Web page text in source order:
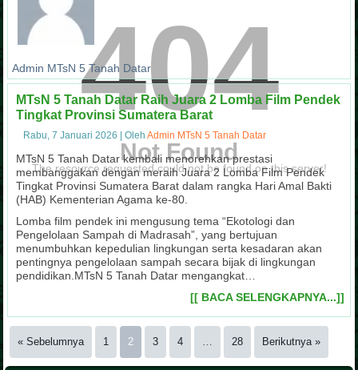
Admin MTsN 5 Tanah Datar
MTsN 5 Tanah Datar Raih Juara 2 Lomba Film Pendek
Tingkat Provinsi Sumatera Barat
Rabu, 7 Januari 2026 |Oleh Admin MTsN 5 Tanah Datar
MTsN 5 Tanah Datar kembali menorehkan prestasi
membanggakan dengan meraih Juara 2 Lomba Film Pendek
Tingkat Provinsi Sumatera Barat dalam rangka Hari Amal Bakti
(HAB) Kementerian Agama ke-80.
Lomba film pendek ini mengusung tema “Ekotologi dan
Pengelolaan Sampah di Madrasah”, yang bertujuan
menumbuhkan kepedulian lingkungan serta kesadaran akan
pentingnya pengelolaan sampah secara bijak di lingkungan
pendidikan.MTsN 5 Tanah Datar mengangkat…
[[ BACA SELENGKAPNYA...]]
« Sebelumnya 1 2 3 4 28 Berikutnya »
404
Not Found
The resource requested could not be found on this server!